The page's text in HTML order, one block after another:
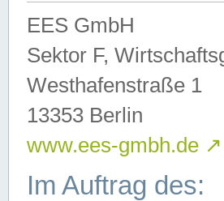
EES GmbH
Sektor F,
Westhafenstraße 1
13353 Berlin
www.ees-gmbh.de ↗
Im Auftrag des: